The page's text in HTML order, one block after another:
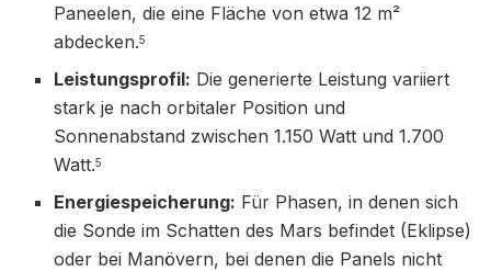
Paneelen, die eine Fläche von etwa 12 m²
abdecken.5
Leistungsprofil: Die generierte Leistung variiert
stark je nach orbitaler Position und
Sonnenabstand zwischen 1.150 Watt und 1.700
Watt.5
Energiespeicherung: Für Phasen, in denen sich
die Sonde im Schatten des Mars befindet (Eklipse)
oder bei Manövern, bei denen die Panels nicht